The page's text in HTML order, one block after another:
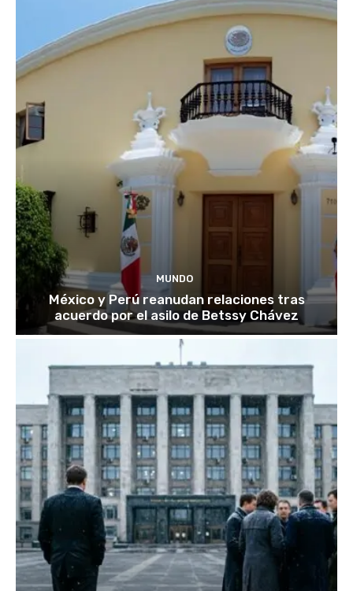
MUNDO
México y Perú reanudan relaciones tras
acuerdo por el asilo de Betssy Chávez